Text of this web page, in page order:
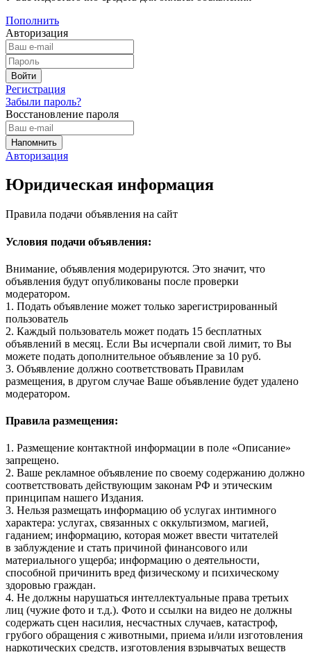
Пополнить
Авторизация
Регистрация
Забыли пароль?
Восстановление пароля
Авторизация
Юридическая информация
Правила подачи объявления на сайт
Условия подачи объявления:
Внимание, объявления модерируются. Это значит, что
объявления будут опубликованы после проверки
модератором.
1. Подать объявление может только зарегистрированный
пользователь
2. Каждый пользователь может подать 15 бесплатных
объявлений в месяц. Если Вы исчерпали свой лимит, то Вы
можете подать дополнительное объявление за 10 руб.
3. Объявление должно соответствовать Правилам
размещения, в другом случае Ваше объявление будет удалено
модератором.
Правила размещения:
1. Размещение контактной информации в поле «Описание»
запрещено.
2. Ваше рекламное объявление по своему содержанию должно
соответствовать действующим законам РФ и этическим
принципам нашего Издания.
3. Нельзя размещать информацию об услугах интимного
характера: услугах, связанных с оккультизмом, магией,
гаданием; информацию, которая может ввести читателей
в заблуждение и стать причиной финансового или
материального ущерба; информацию о деятельности,
способной причинить вред физическому и психическому
здоровью граждан.
4. Не должны нарушаться интеллектуальные права третьих
лиц (чужие фото и т.д.). Фото и ссылки на видео не должны
содержать сцен насилия, несчастных случаев, катастроф,
грубого обращения с животными, приема и/или изготовления
наркотических средств, изготовления взрывчатых веществ